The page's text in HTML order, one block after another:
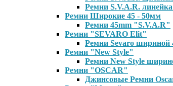
Ремни S.V.A.R.
Ремни Широкие 45 - 50мм
Ремни 45mm "S.V.A.R"
Ремни "SEVARO Elit"
Ремни Sevaro шириной
Ремни "New Style"
Ремни New Style
Ремни "OSCAR"
Джинсовые Ремни